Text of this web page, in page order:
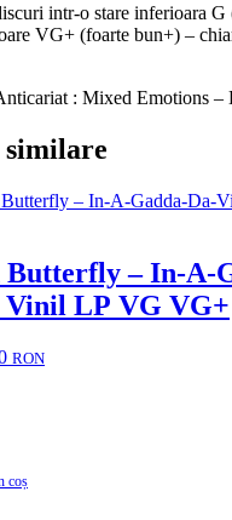
intr-o stare inferioara
VG+ (foarte bun+) –
: Mixed Emotions –
similare
‎– In-A-
Disc Vinil LP VG VG+
RON
coș